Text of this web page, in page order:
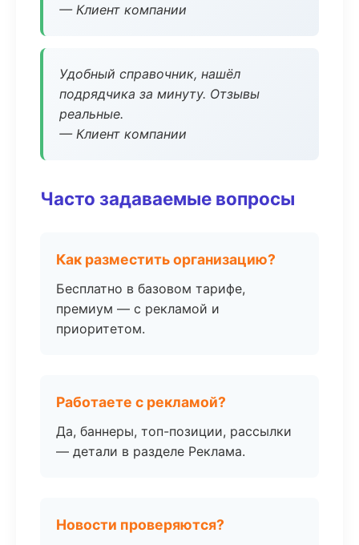
— Клиент компании
Удобный справочник, нашёл
подрядчика за минуту. Отзывы
реальные.
— Клиент компании
Часто задаваемые вопросы
Как разместить организацию?
Бесплатно в базовом тарифе,
премиум — с рекламой и
приоритетом.
Работаете с рекламой?
Да, баннеры, топ-позиции, рассылки
— детали в разделе Реклама.
Новости проверяются?